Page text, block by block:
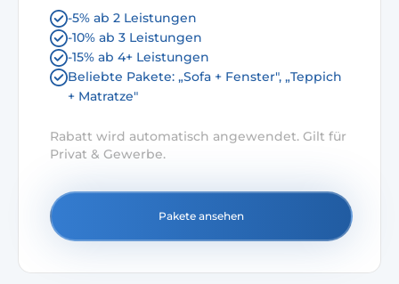
-5% ab 2 Leistungen
-10% ab 3 Leistungen
-15% ab 4+ Leistungen
Beliebte Pakete: „Sofa + Fenster", „Teppich
+ Matratze"
Rabatt wird automatisch angewendet. Gilt für
Privat & Gewerbe.
Pakete ansehen